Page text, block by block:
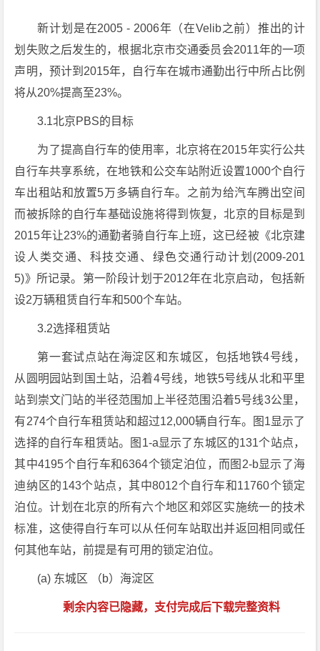
新计划是在2005 - 2006年（在Velib之前）推出的计
划失败之后发生的，根据北京市交通委员会2011年的一项
声明，预计到2015年，自行车在城市通勤出行中所占比例
将从20%提高至23%。
3.1北京PBS的目标
为了提高自行车的使用率，北京将在2015年实行公共
自行车共享系统，在地铁和公交车站附近设置1000个自行
车出租站和放置5万多辆自行车。之前为给汽车腾出空间
而被拆除的自行车基础设施将得到恢复，北京的目标是到
2015年让23%的通勤者骑自行车上班，这已经被《北京建
设人类交通、科技交通、绿色交通行动计划(2009-201
5)》所记录。第一阶段计划于2012年在北京启动，包括新
设2万辆租赁自行车和500个车站。
3.2选择租赁站
第一套试点站在海淀区和东城区，包括地铁4号线，
从圆明园站到国土站，沿着4号线，地铁5号线从北和平里
站到崇文门站的半径范围加上半径范围沿着5号线3公里，
有274个自行车租赁站和超过12,000辆自行车。图1显示了
选择的自行车租赁站。图1-a显示了东城区的131个站点，
其中4195个自行车和6364个锁定泊位，而图2-b显示了海
迪纳区的143个站点，其中8012个自行车和11760个锁定
泊位。计划在北京的所有六个地区和郊区实施统一的技术
标准，这使得自行车可以从任何车站取出并返回相同或任
何其他车站，前提是有可用的锁定泊位。
(a) 东城区 （b）海淀区
剩余内容已隐藏，支付完成后下载完整资料